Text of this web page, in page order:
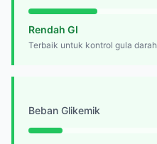
Rendah GI
Terbaik untuk kontrol gula darah
Beban Glikemik